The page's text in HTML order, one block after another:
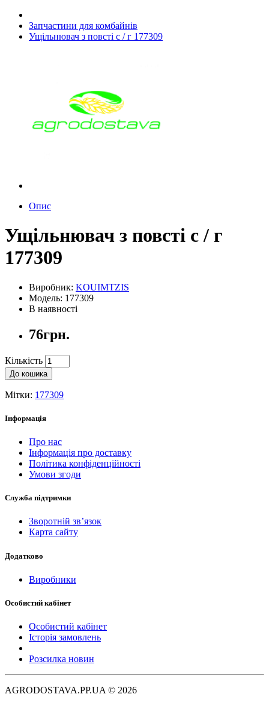
Запчастини для комбайнів
Ущільнювач з повсті с / г 177309
Опис
Ущільнювач з повсті с / г
177309
Виробник: KOUIMTZIS
Модель: 177309
В наявності
76грн.
Кількість
До кошика
Мітки: 177309
Інформація
Про нас
Інформація про доставку
Політика конфіденційності
Умови згоди
Служба підтримки
Зворотній зв’язок
Карта сайту
Додатково
Виробники
Особистий кабінет
Особистий кабінет
Історія замовлень
Розсилка новин
AGRODOSTAVA.PP.UA © 2026